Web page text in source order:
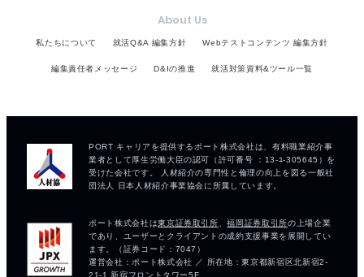
About Us
私たちについて 就活Q&A 編集方針 Webテストコンテンツ 編集方針
編集責任者メッセージ D&Iの推進 就活対策資料&ツール一覧